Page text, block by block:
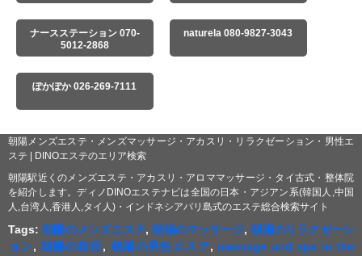
ナースステーション 070-
5012-2868
naturela 080-9827-3043
ぽかぽか 026-269-7111
朝陽メンズエステ・メンズマッサージ・アカスリ・リラクゼーション・男性エ
ステ | DINOエステのエリア検索
朝陽駅近くのメンズエステ・アカスリ・アロママッサージ・タイ古式・整体院
を紹介します。ディノDINOエステナビは全国の日本・アジアン系(韓国人,中国
人,台湾人,香港人,タイ人)・インドネシアバリ島式のエステ総合検索サイト
Tags:朝陽のメンズエステ,朝陽のマッサージ,朝陽のリラクゼーシ
ョン,朝陽の指圧, 朝陽の男性エステ, massage and spa in the